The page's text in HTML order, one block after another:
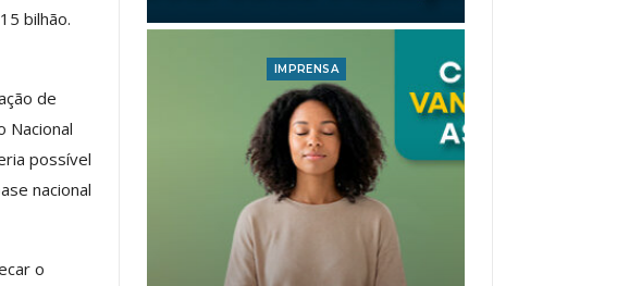
bilhão.
de
Nacional
possível
nacional
o
IMPRENSA